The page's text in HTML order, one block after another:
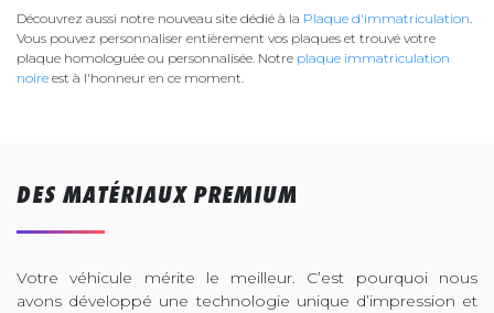
Découvrez aussi notre nouveau site dédié à la Plaque d'immatriculation.
Vous pouvez personnaliser entièrement vos plaques et trouvé votre
plaque homologuée ou personnalisée. Notre plaque immatriculation
noire est à l'honneur en ce moment.
DES MATÉRIAUX PREMIUM
Votre véhicule mérite le meilleur. C’est pourquoi nous
avons développé une technologie unique d’impression et